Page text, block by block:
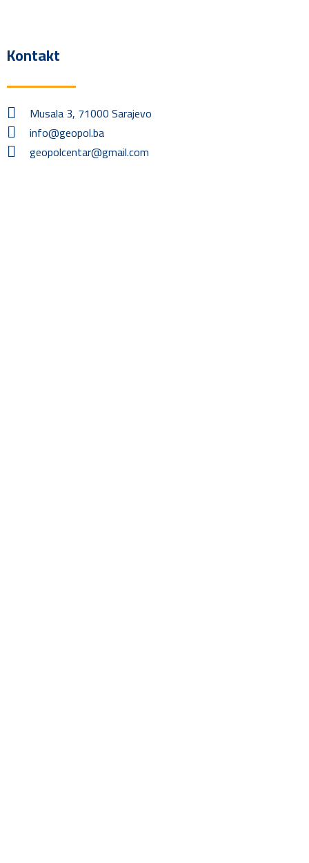
Kontakt
Musala 3, 71000 Sarajevo
info@geopol.ba
geopolcentar@gmail.com